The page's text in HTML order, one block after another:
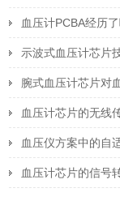
血压计PCBA经历
示波式血压计芯片
腕式血压计芯片对
血压计芯片的无线
血压仪方案中的自
血压计芯片的信号